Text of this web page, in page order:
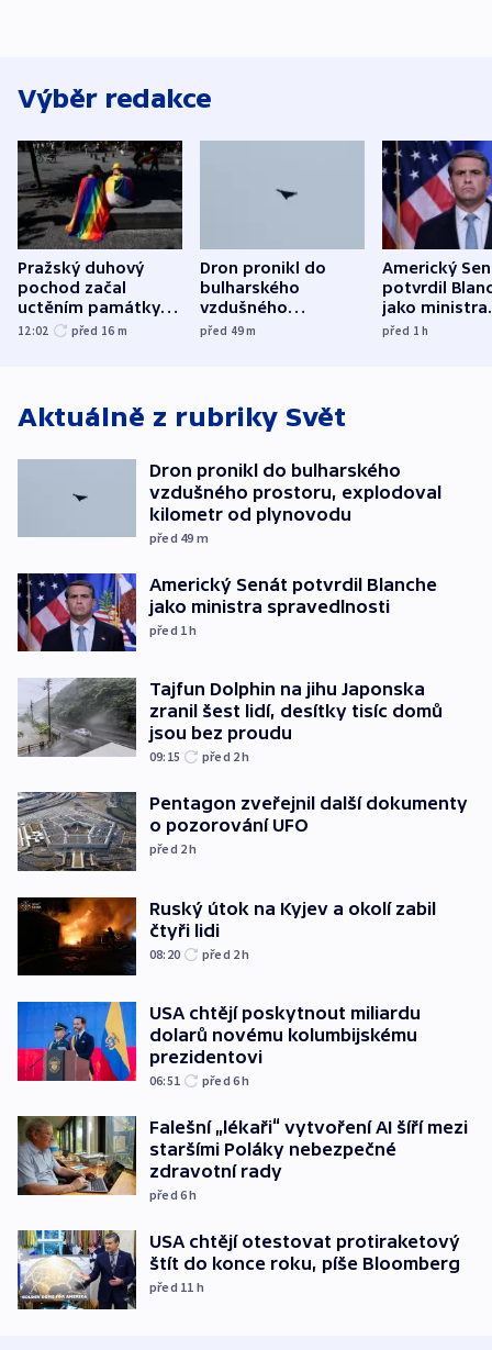
Výběr redakce
Pražský duhový
pochod začal
uctěním památky
obětí berlínského
12:02 před 16 m
Dron pronikl do
bulharského
vzdušného
prostoru,
před 49m
Americký
potvrdil
jako ministra
před 1h
Aktuálně z rubriky Svět
Dron pronikl do bulharského
vzdušného prostoru, explodoval
kilometr od plynovodu
před 49 m
Americký Senát potvrdil Blanche
jako ministra spravedlnosti
před 1h
Tajfun Dolphin na jihu Japonska
zranil šest lidí, desítky tisíc domů
jsou bez proudu
09:15 před 2h
Pentagon zveřejnil další dokumenty
o pozorování UFO
před 2h
Ruský útok na Kyjev a okolí zabil
čtyři lidi
08:20 před 2h
USA chtějí poskytnout miliardu
dolarů novému kolumbijskému
prezidentovi
06:51 před 6h
Falešní „lékaři“ vytvoření AI šíří mezi
staršími Poláky nebezpečné
zdravotní rady
před 6h
USA chtějí otestovat protiraketový
štít do konce roku, píše Bloomberg
před 11 h